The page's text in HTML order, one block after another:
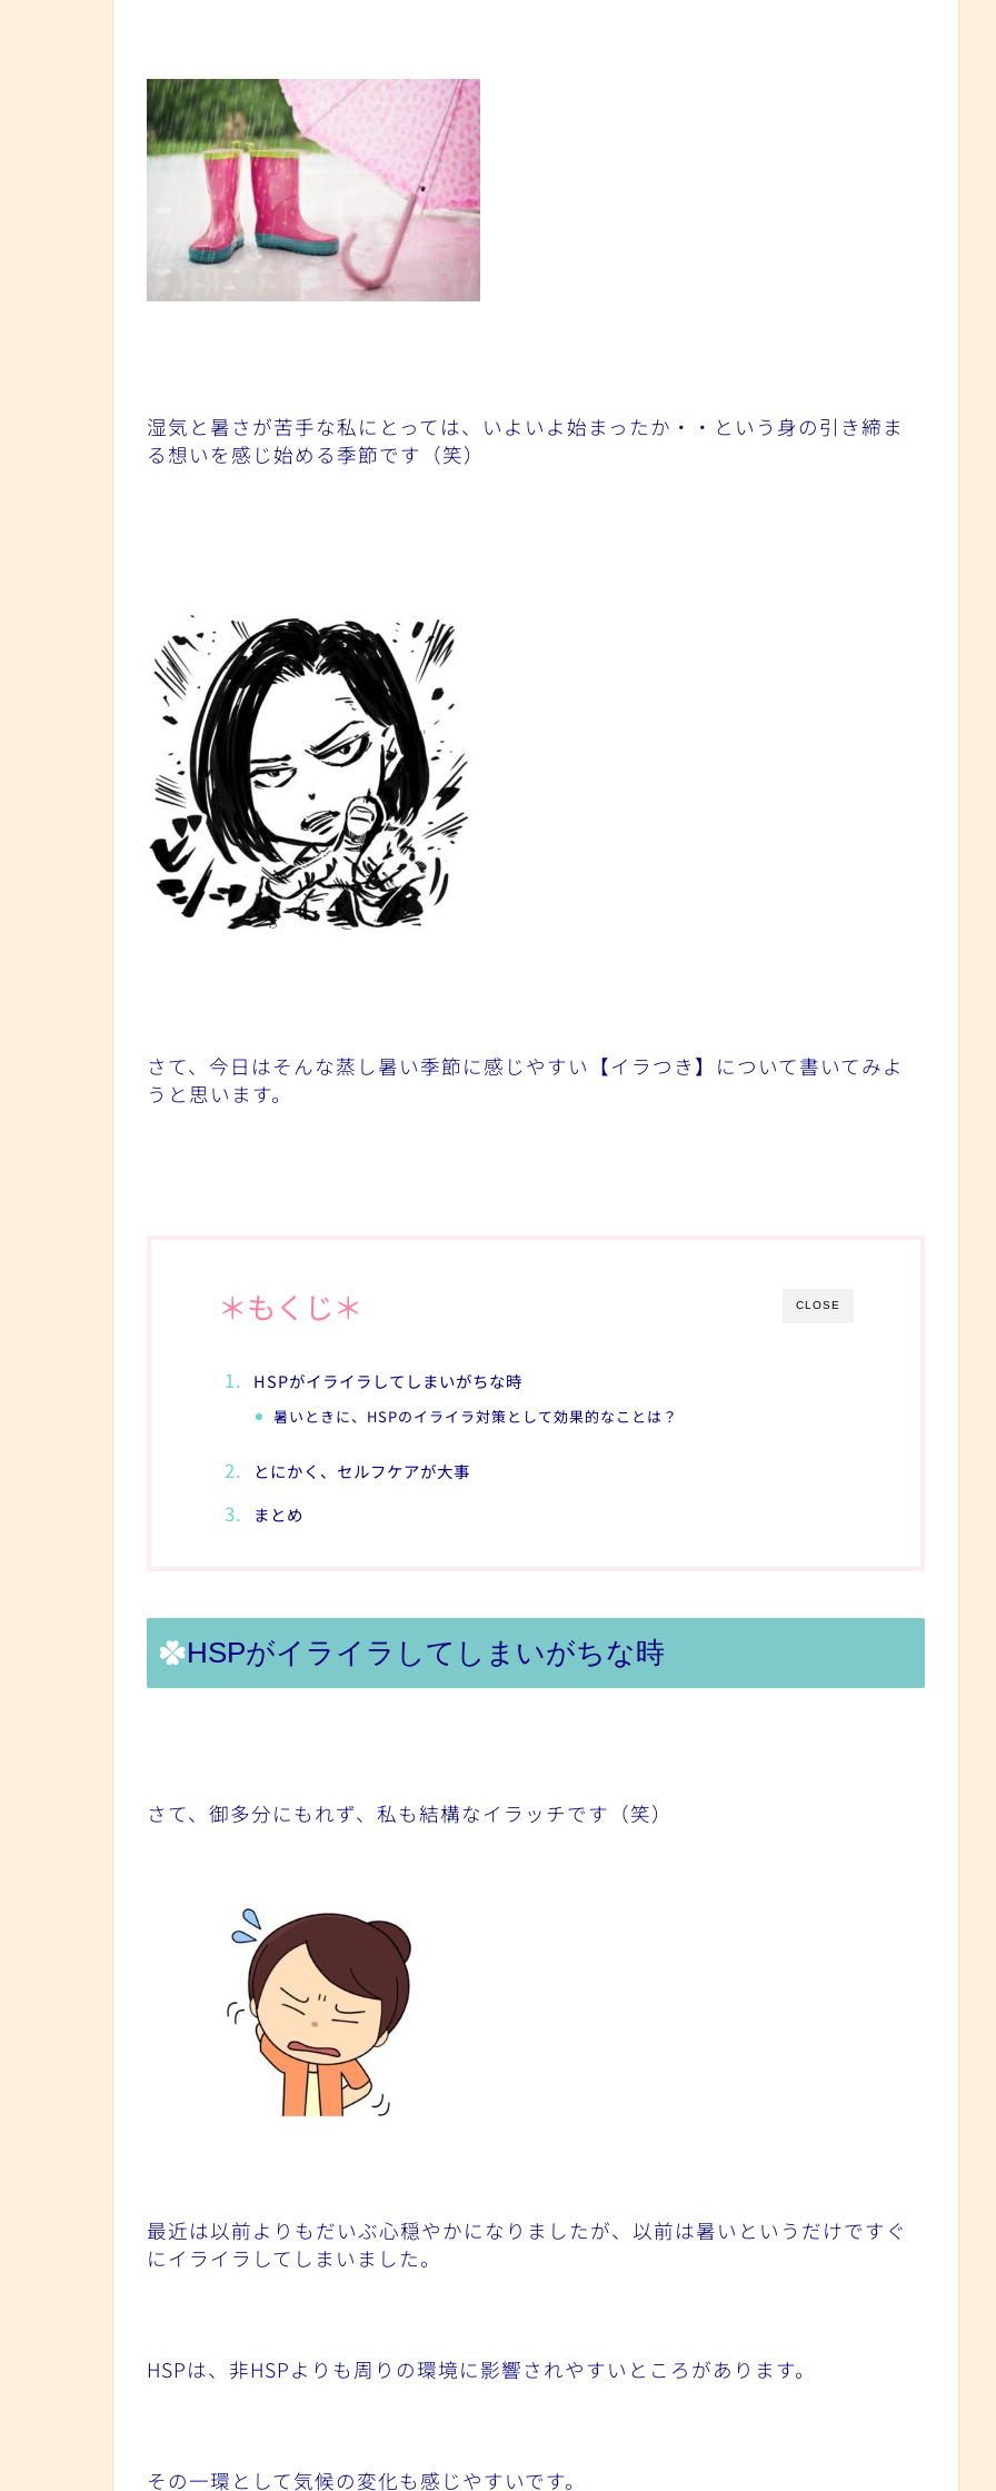
湿気と暑さが苦手な私にとっては、いよいよ始まったか・・という身の引き締ま
る想いを感じ始める季節です（笑）
さて、今日はそんな蒸し暑い季節に感じやすい【イラつき】について書いてみよ
うと思います。
CLOSE
＊もくじ＊
HSPがイライラしてしまいがちな時
暑いときに、HSPのイライラ対策として効果的なことは？
とにかく、セルフケアが大事
まとめ
HSPがイライラしてしまいがちな時
さて、御多分にもれず、私も結構なイラッチです（笑）
最近は以前よりもだいぶ心穏やかになりましたが、以前は暑いというだけですぐ
にイライラしてしまいました。
HSPは、非HSPよりも周りの環境に影響されやすいところがあります。
その一環として気候の変化も感じやすいです。